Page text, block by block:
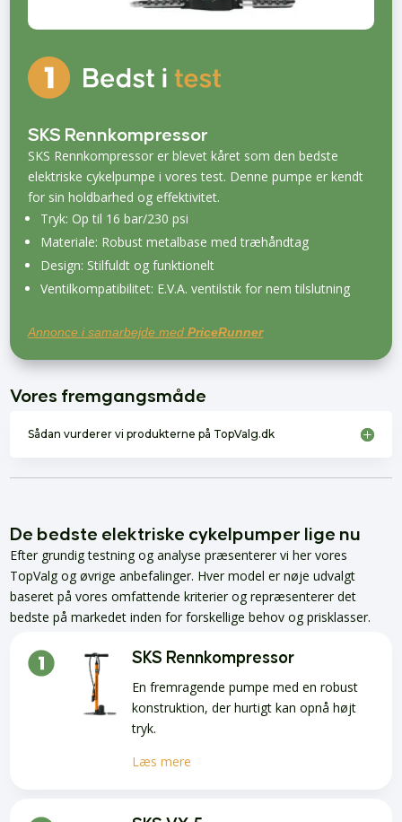
SKS Rennkompressor
SKS Rennkompressor er blevet kåret som den bedste
elektriske cykelpumpe i vores test. Denne pumpe er kendt
for sin holdbarhed og effektivitet.
Tryk: Op til 16 bar/230 psi
Materiale: Robust metalbase med træhåndtag
Design: Stilfuldt og funktionelt
Ventilkompatibilitet: E.V.A. ventilstik for nem tilslutning
Annonce i samarbejde medPriceRunner
Vores fremgangsmåde
Sådan vurderer vi produkterne på TopValg.dk
De bedste elektriske cykelpumper lige nu
Efter grundig testning og analyse præsenterer vi her vores
TopValg og øvrige anbefalinger. Hver model er nøje udvalgt
baseret på vores omfattende kriterier og repræsenterer det
bedste på markedet inden for forskellige behov og prisklasser.
SKS Rennkompressor
En fremragende pumpe med en robust
konstruktion, der hurtigt kan opnå højt
tryk.
Læs mere